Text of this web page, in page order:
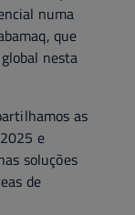
numa
que
nesta
as
e
soluções
de